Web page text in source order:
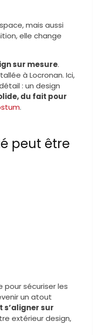
mais aussi
elle change
sur mesure.
à Locronan. Ici,
: un design
du fait pour
.
peut être
sécuriser les
un atout
sur
extérieur design,